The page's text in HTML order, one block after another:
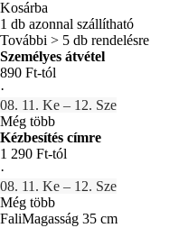
Kosárba
1 db azonnal szállítható
További > 5 db rendelésre
Személyes átvétel
890 Ft-tól
·
08. 11. Ke – 12. Sze
Még több
Kézbesítés címre
1 290 Ft-tól
·
08. 11. Ke – 12. Sze
Még több
FaliMagasság 35 cm